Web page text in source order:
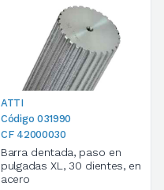
ATTI
Código 031990
CF 42000030
Barra dentada, paso en
pulgadas XL, 30 dientes, en
acero